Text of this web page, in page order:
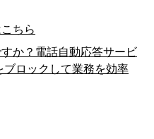
ちら
か？電話自動応答サービ
ブロックして業務を効率